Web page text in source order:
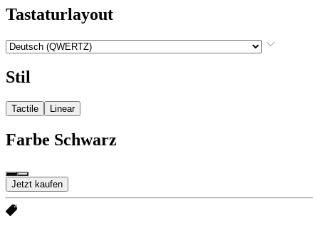
Tastaturlayout
Stil
Tactile Linear
Farbe Schwarz
Jetzt kaufen